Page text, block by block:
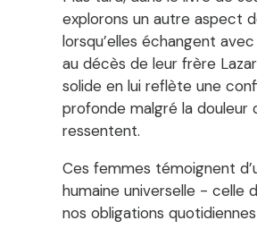
explorons un autre aspect
lorsqu’elles échangent
au décès de leur frère
solide en lui reflète une
profonde malgré la douleur
ressentent.
Ces femmes témoignent
humaine universelle - celle
nos obligations